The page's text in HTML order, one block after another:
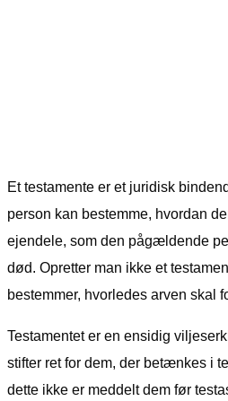
Et testamente er et juridisk
person kan bestemme, hvordan
ejendele, som den pågældende
død. Opretter man ikke et
bestemmer, hvorledes arven skal
Testamentet er en ensidig
stifter ret for dem, der betænkes i
dette ikke er meddelt dem før